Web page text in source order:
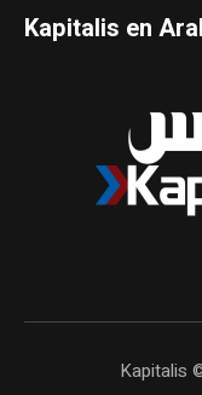
Kapitalis en
Kapitalis